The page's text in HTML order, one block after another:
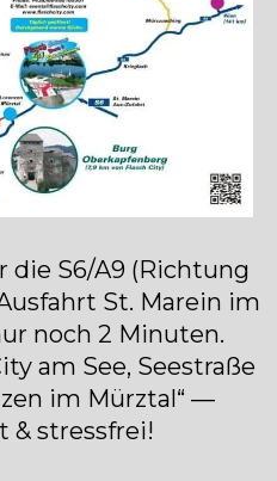
S6/A9 (Richtung
St. Marein im
noch 2 Minuten.
am See, Seestraße
im Mürztal“ —
& stressfrei!